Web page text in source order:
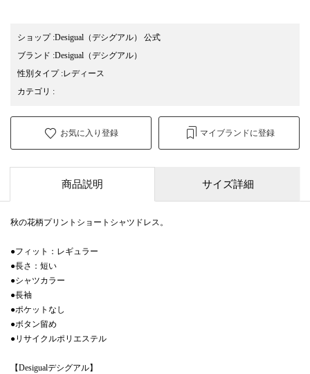
ショップ:Desigual（デシグアル） 公式
ブランド :Desigual （デシグアル）
性別タイプ:レディース
カテゴリ :
お気に入り登録 マイブランドに登録
商品説明 サイズ詳細
秋の花柄プリントショートシャツドレス。
●フィット：レギュラー
●長さ：短い
●シャツカラー
●長袖
●ポケットなし
●ボタン留め
●リサイクルポリエステル
【Desigualデシグアル】